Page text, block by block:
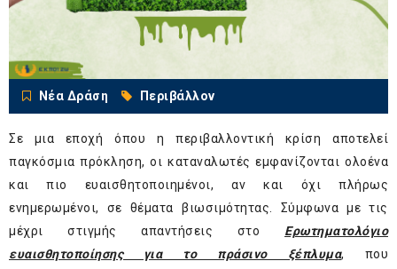
Νέα Δράση Περιβάλλον
Σε μια εποχή όπου η περιβαλλοντική κρίση αποτελεί
παγκόσμια πρόκληση, οι καταναλωτές εμφανίζονται ολοένα
και πιο ευαισθητοποιημένοι, αν και όχι πλήρως
ενημερωμένοι, σε θέματα βιωσιμότητας. Σύμφωνα με τις
μέχρι στιγμής απαντήσεις στο Ερωτηματολόγιο
ευαισθητοποίησης για το πράσινο ξέπλυμα, που